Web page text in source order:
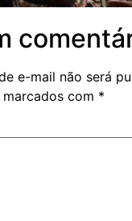
e-mail não será
com *